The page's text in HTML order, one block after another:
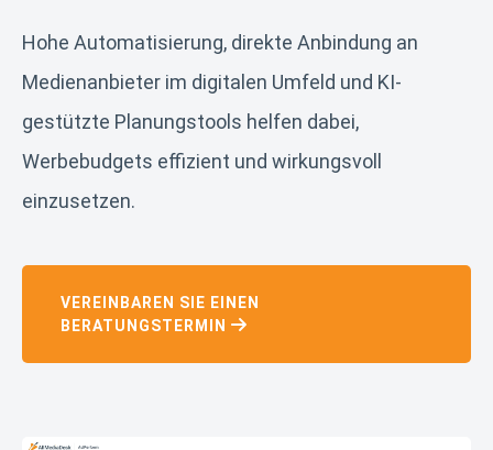
Hohe Automatisierung, direkte Anbindung an
Medienanbieter im digitalen Umfeld und KI-
gestützte Planungstools helfen dabei,
Werbebudgets effizient und wirkungsvoll
einzusetzen.
VEREINBAREN SIE EINEN
BERATUNGSTERMIN